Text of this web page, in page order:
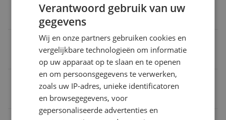
Verpakking lengte
Steellengte
Verantwoord gebruik van uw
gegevens
Wij en onze partners gebruiken cookies en
vergelijkbare technologieën om informatie
op uw apparaat op te slaan en te openen
en om persoonsgegevens te verwerken,
zoals uw IP-adres, unieke identificatoren
en browsegegevens, voor
gepersonaliseerde advertenties en